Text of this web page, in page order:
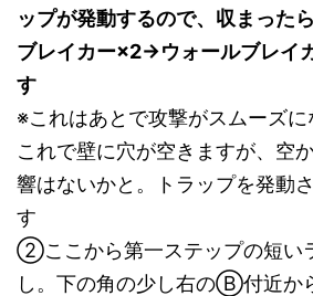
ップが発動するので、収まっ
ブレイカー×2→ウォールブレイ
す
※これはあとで攻撃がスムーズに
これで壁に穴が空きますが、空
響はないかと。トラップを発動
す
②ここから第一ステップの短い
し。下の角の少し右のⒷ付近か